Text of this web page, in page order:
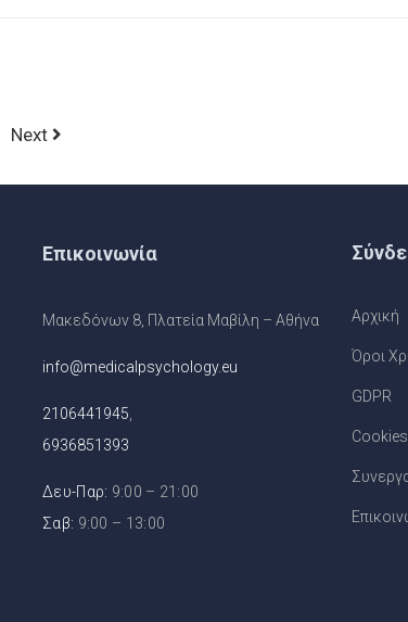
Next
Επικοινωνία
Μακεδόνων 8, Πλατεία Μαβίλη – Αθήνα
info@medicalpsychology.eu
2106441945
6936851393
Δευ-Παρ: 9:00 – 21:00
Σαβ: 9:00 – 13:00
Αρχική
Όροι
GDPR
Cookies